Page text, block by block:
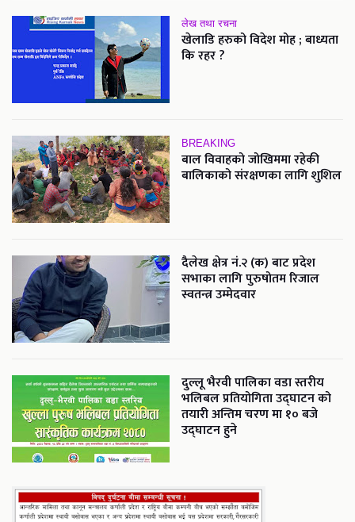
लेख तथा रचना
खेलाडि हरुको विदेश मोह ; बाध्यता
कि रहर ?
BREAKING
बाल विवाहको जोखिममा रहेकी
बालिकाको संरक्षणका लागि शुशिल
दैलेख क्षेत्र नं.२ (क) बाट प्रदेश
सभाका लागि पुरुषोतम रिजाल
स्वतन्त्र उम्मेदवार
दुल्लू भैरवी पालिका वडा स्तरीय
भलिबल प्रतियोगिता उद्घाटन को
तयारी अन्तिम चरण मा १० बजे
उद्घाटन हुने